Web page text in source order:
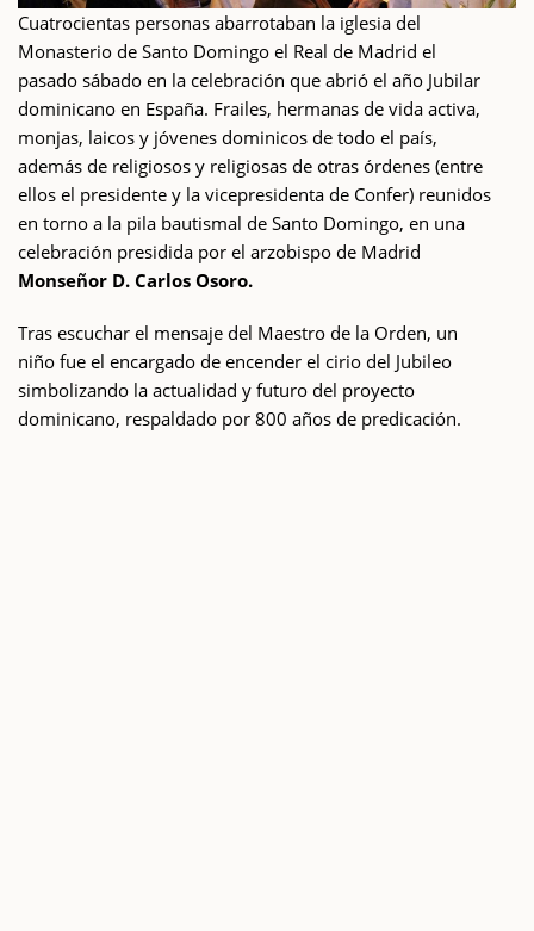
Cuatrocientas personas abarrotaban la iglesia del
Monasterio de Santo Domingo el Real de Madrid el
pasado sábado en la celebración que abrió el año Jubilar
dominicano en España. Frailes, hermanas de vida activa,
monjas, laicos y jóvenes dominicos de todo el país,
además de religiosos y religiosas de otras órdenes (entre
ellos el presidente y la vicepresidenta de Confer) reunidos
en torno a la pila bautismal de Santo Domingo, en una
celebración presidida por el arzobispo de Madrid
Monseñor D. Carlos Osoro.
Tras escuchar el mensaje del Maestro de la Orden, un
niño fue el encargado de encender el cirio del Jubileo
simbolizando la actualidad y futuro del proyecto
dominicano, respaldado por 800 años de predicación.